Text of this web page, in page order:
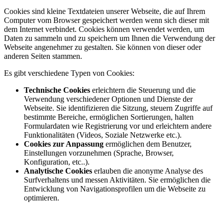
Cookies sind kleine Textdateien unserer Webseite, die auf Ihrem
Computer vom Browser gespeichert werden wenn sich dieser mit
dem Internet verbindet. Cookies können verwendet werden, um
Daten zu sammeln und zu speichern um Ihnen die Verwendung der
Webseite angenehmer zu gestalten. Sie können von dieser oder
anderen Seiten stammen.
Es gibt verschiedene Typen von Cookies:
Technische Cookies erleichtern die Steuerung und die
Verwendung verschiedener Optionen und Dienste der
Webseite. Sie identifizieren die Sitzung, steuern Zugriffe auf
bestimmte Bereiche, ermöglichen Sortierungen, halten
Formulardaten wie Registrierung vor und erleichtern andere
Funktionalitäten (Videos, Soziale Netzwerke etc.).
Cookies zur Anpassung ermöglichen dem Benutzer,
Einstellungen vorzunehmen (Sprache, Browser,
Konfiguration, etc..).
Analytische Cookies erlauben die anonyme Analyse des
Surfverhaltens und messen Aktivitäten. Sie ermöglichen die
Entwicklung von Navigationsprofilen um die Webseite zu
optimieren.